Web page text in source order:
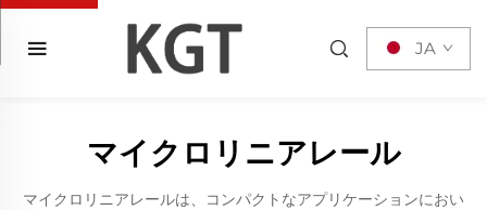
JA
マイクロリニアレール
マイクロリニアレールは、コンパクトなアプリケーションにおい